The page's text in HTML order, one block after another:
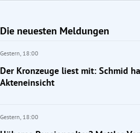
Die neuesten Meldungen
Gestern, 18:00
Der Kronzeuge liest mit: Schmid
Akteneinsicht
Gestern, 18:00